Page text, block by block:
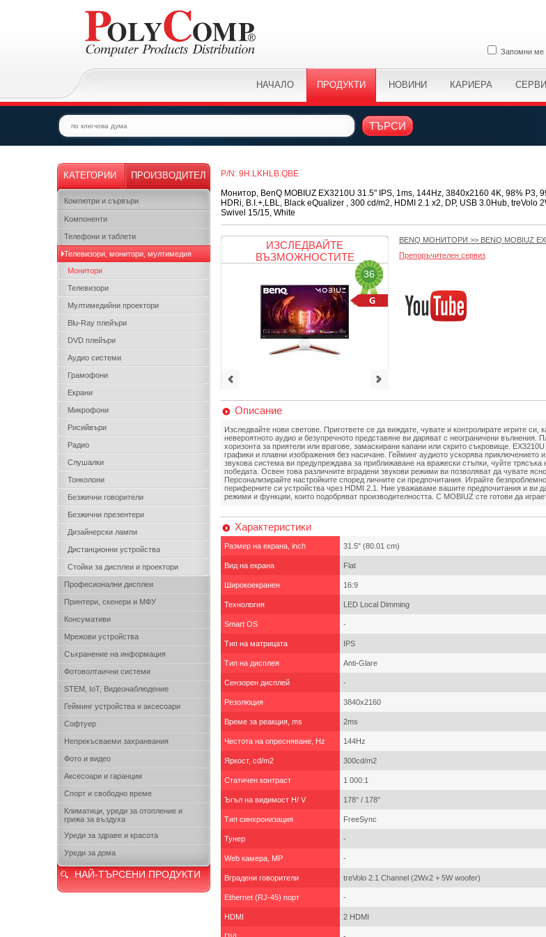
Запомни ме
НАЧАЛО ПРОДУКТИ НОВИНИ КАРИЕРА
ТЪРСИ
КАТЕГОРИИ ПРОИЗВОДИТЕЛ
Компютри и сървъри
Kомпоненти
Телефони и таблети
Телевизори, монитори, мултимедия
Монитори
Телевизори
Мултимедийни проектори
Blu-Ray плейъри
DVD плейъри
Аудио системи
Грамофони
Екрани
Микрофони
Рисийвъри
Радио
Слушалки
Тонколони
Безжични говорители
Безжични презентери
Дизайнерски лампи
Дистанционни устройства
Стойки за дисплеи и проектори
Професионални дисплеи
Принтери, скенери и МФУ
Консумативи
Мрежови устройства
Съхранение на информация
Фотоволтаични системи
STEM, IoT, Видеонаблюдение
Гейминг устройства и аксесоари
Софтуер
Непрекъсваеми захранвания
Фото и видео
Аксесоари и гаранции
Спорт и свободно време
Климатици, уреди за отопление и
грижа за въздуха
Уреди за здраве и красота
Уреди за дома
НАЙ-ТЪРСЕНИ ПРОДУКТИ
P/N: 9H.LKHLB.QBE
Монитор, BenQ MOBIUZ EX3210U 31.5" IPS, 1ms, 144Hz, 3840x2160 4K, 98% P3,
HDRi, B.I.+,LBL, Black eQualizer , 300 cd/m2, HDMI 2.1 x2, DP, USB 3.0Hub, treVolo
Swivel 15/15, White
ИЗСЛЕДВАЙТЕ
ВЪЗМОЖНОСТИТЕ
36
BENQ МОНИТОРИ >> BENQ MOBIUZ
Препоръчителен сервиз
Описание
Изследвайте нови светове. Пригответе се да виждате, чувате и контролирате игрите си,
невероятното аудио и безупречното представяне ви даряват с неограничени вълнения.
хоризонта за приятели или врагове, замаскирани капани или скрито съкровище.
графики и плавни изображения без насичане. Гейминг аудиото ускорява приключението
звукова система ви предупреждава за приближаване на вражески стъпки, чуйте
победата. Освен това различните вградени звукови режими ви позволяват да чувате
Персонализирайте настройките според личните си предпочитания. Играйте
периферните си устройства чрез HDMI 2.1. Ние уважаваме вашите предпочитания и ви
режими и функции, които подобряват производителността. С MOBIUZ сте готови да
Характеристики
Размер на екрана, inch 31.5" (80.01 cm)
Вид на екрана Flat
Широкоекранен 16:9
Технология LED Local Dimming
Smart OS -
Тип на матрицата IPS
Тип на дисплея Anti-Glare
Сензорен дисплей -
Резолюция 3840x2160
Време за реакция, ms 2ms
Честота на опресняване, Hz 144Hz
Яркост, cd/m2 300cd/m2
Статичен контраст 1 000:1
Ъгъл на видимост H/ V 178° / 178°
Тип синхронизация FreeSync
Тунер -
Web камера, MP -
Вградени говорители treVolo 2.1 Channel (2Wx2 + 5W woofer)
Ethernet (RJ-45) порт -
HDMI 2 HDMI